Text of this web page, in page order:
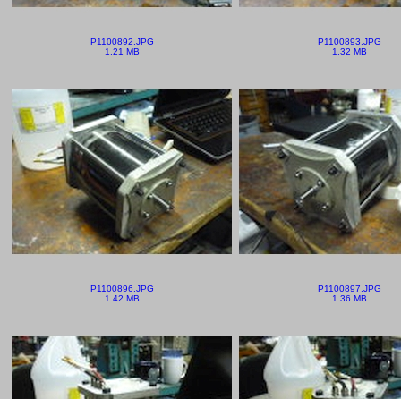
P1100892.JPG
1.21 MB
P1100893.JPG
1.32 MB
P1100896.JPG
1.42 MB
P1100897.JPG
1.36 MB